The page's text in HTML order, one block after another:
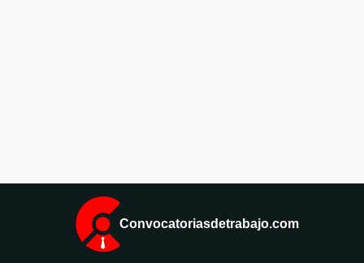
Convocatoriasdetrabajo.com